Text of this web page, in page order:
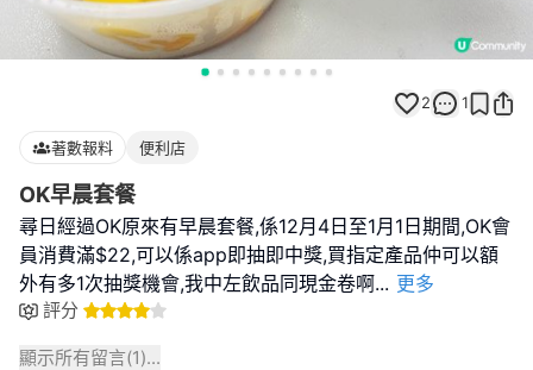
2 1
著數報料 便利店
OK早晨套餐
尋日經過OK原來有早晨套餐,係12月4日至1月1日期間,OK會
員消費滿$22,可以係app即抽即中獎,買指定產品仲可以額
外有多1次抽獎機會,我中左飲品同現金卷啊... 更多
評分
顯示所有留言(1)...